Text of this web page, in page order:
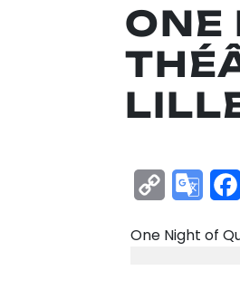
ONE
Copy
One Night of